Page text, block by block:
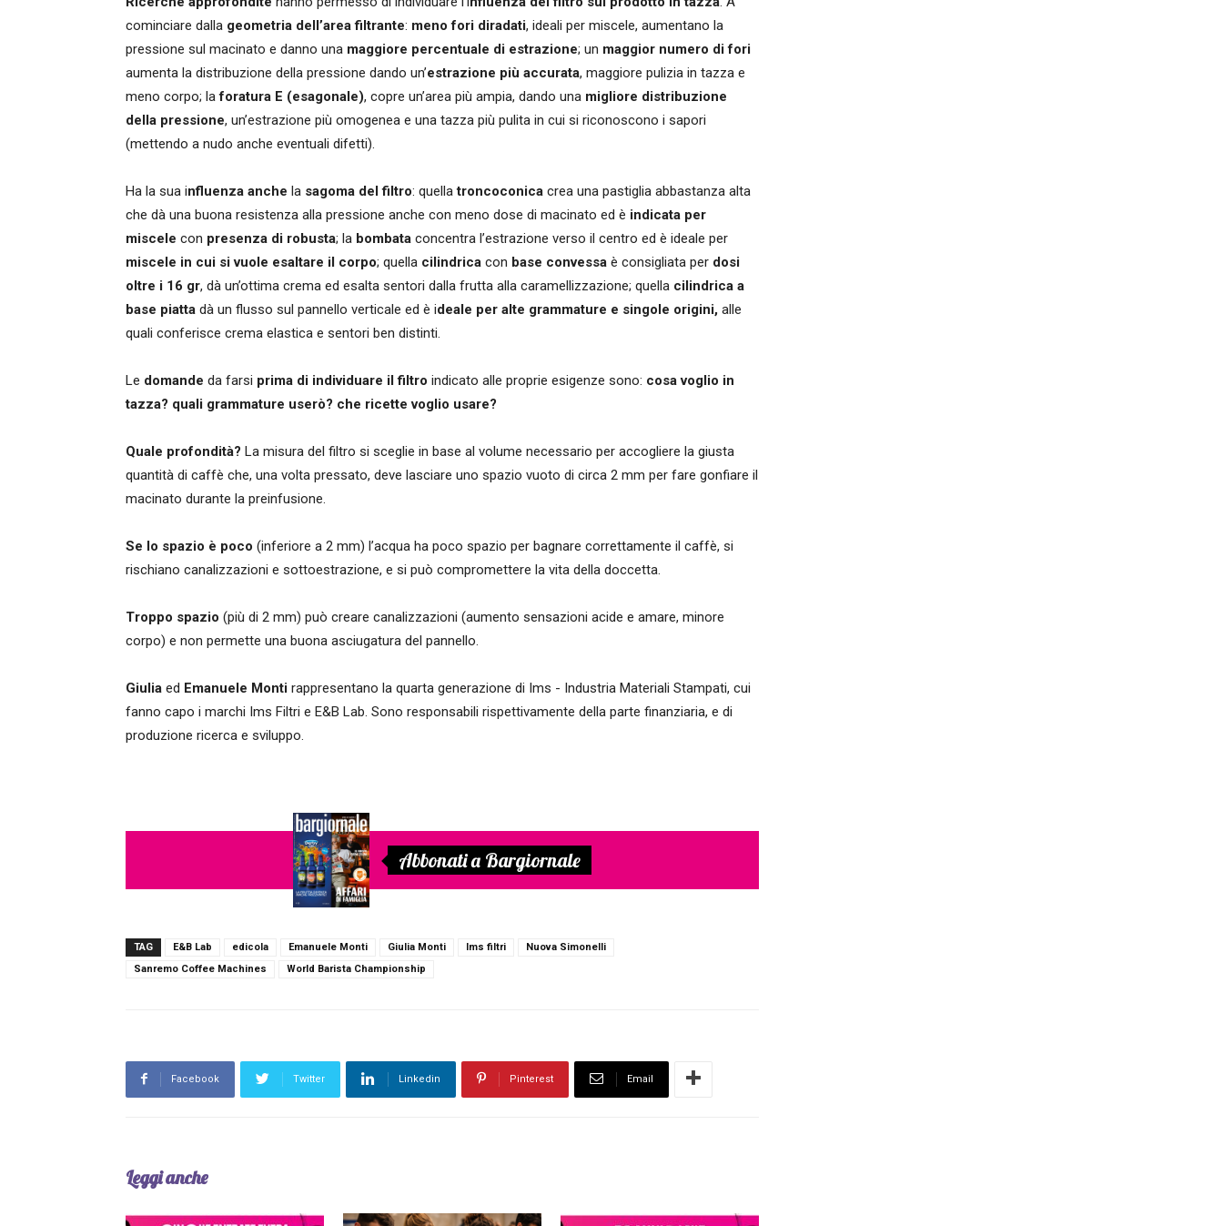
cominciare dalla geometria dell’area filtrante: meno fori diradati, ideali per miscele, aumentano la
pressione sul macinato e danno una maggiore percentuale di estrazione; un maggior numero di fori
aumenta la distribuzione della pressione dando un’estrazione più accurata, maggiore pulizia in tazza e
meno corpo; laforatura E (esagonale), copre un’area più ampia, dando una migliore distribuzione
della pressione, un’estrazione più omogenea e una tazza più pulita in cui si riconoscono i sapori
(mettendo a nudo anche eventuali difetti).
Ha la sua influenza anche la sagoma del filtro: quellatroncoconica crea una pastiglia abbastanza alta
che dà una buona resistenza alla pressione anche con meno dose di macinato ed è indicata per
miscele con presenza di robusta; la bombata concentra l’estrazione verso il centro ed è ideale per
miscele in cui si vuole esaltare il corpo; quella cilindrica con base convessa è consigliata per dosi
oltre i 16 gr, dà un’ottima crema ed esalta sentori dalla frutta alla caramellizzazione; quella cilindrica a
base piatta dà un flusso sul pannello verticale ed è ideale per alte grammature e singole origini, alle
quali conferisce crema elastica e sentori ben distinti.
Le domande da farsi prima di individuare il filtro indicato alle proprie esigenze sono: cosa voglio in
tazza? quali grammature userò? che ricette voglio usare?
Quale profondità? La misura del filtro si sceglie in base al volume necessario per accogliere la giusta
quantità di caffè che, una volta pressato, deve lasciare uno spazio vuoto di circa 2 mm per fare gonfiare il
macinato durante la preinfusione.
Se lo spazio è poco (inferiore a 2 mm) l’acqua ha poco spazio per bagnare correttamente il caffè, si
rischiano canalizzazioni e sottoestrazione, e si può compromettere la vita della doccetta.
Troppo spazio (più di 2 mm) può creare canalizzazioni (aumento sensazioni acide e amare, minore
corpo) e non permette una buona asciugatura del pannello.
Giulia ed Emanuele Monti rappresentano la quarta generazione di Ims - Industria Materiali Stampati, cui
fanno capo i marchi Ims Filtri e E&B Lab. Sono responsabili rispettivamente della parte finanziaria, e di
produzione ricerca e sviluppo.
Abbonati a Bargiornale
TAG E&B Lab edicola Emanuele Monti Giulia Monti Ims filtri
Nuova Simonelli
Sanremo Coffee Machines
World Barista Championship
Facebook Twitter Linkedin Pinterest Email
Leggi anche